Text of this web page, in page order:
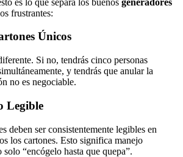
frustrantes:
Únicos
Si no, tendrás cinco personas
y tendrás que anular la
no es negociable.
Legible
deben ser consistentemente legibles en
los cartones. Esto significa manejo
“encógelo hasta que quepa”.